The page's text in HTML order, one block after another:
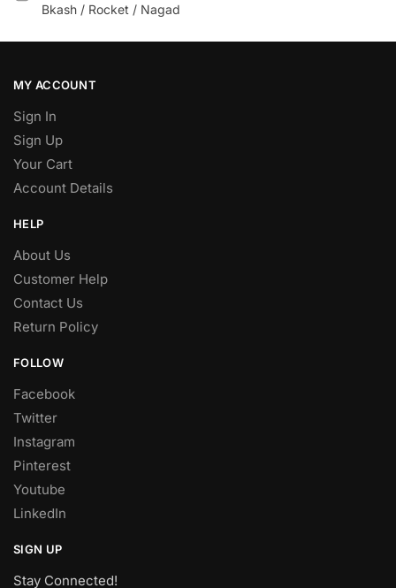
Bkash / Rocket / Nagad
MY ACCOUNT
Sign In
Sign Up
Your Cart
Account Details
HELP
About Us
Customer Help
Contact Us
Return Policy
FOLLOW
Facebook
Twitter
Instagram
Pinterest
Youtube
LinkedIn
SIGN UP
Stay Connected!